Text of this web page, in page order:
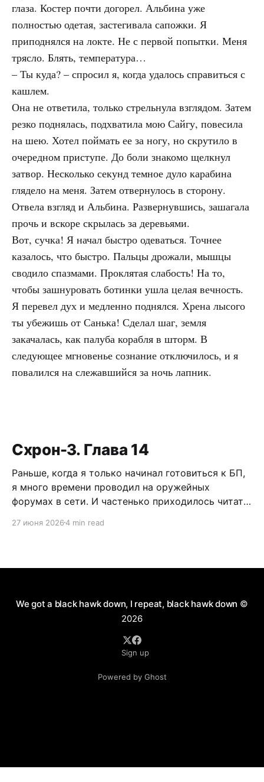
глаза. Костер почти догорел. Альбина уже
полностью одетая, застегивала сапожки. Я
приподнялся на локте. Не с первой попытки. Меня
трясло. Блять, температура…
– Ты куда? – спросил я, когда удалось справиться с
кашлем.
Она не ответила, только стрельнула взглядом. Затем
резко поднялась, подхватила мою Сайгу, повесила
на шею. Хотел поймать ее за ногу, но скрутило в
очередном приступе. До боли знакомо щелкнул
затвор. Несколько секунд темное дуло карабина
глядело на меня. Затем отвернулось в сторону.
Отвела взгляд и Альбина. Развернувшись, зашагала
прочь и вскоре скрылась за деревьями.
Вот, сучка! Я начал быстро одеваться. Точнее
казалось, что быстро. Пальцы дрожали, мышцы
сводило спазмами. Проклятая слабость! На то,
чтобы зашнуровать ботинки ушла целая вечность.
Я перевел дух и медленно поднялся. Хрена лысого
ты убежишь от Санька! Сделал шаг, земля
закачалась, как палуба корабля в шторм. В
следующее мгновенье сознание отключилось, и я
повалился на слежавшийся за ночь лапник.
Схрон-3. Глава 14
Раньше, когда я только начинал готовиться к БП,
я много времени проводил на оружейных
форумах в сети. И частенько приходилось читать
короткоствола и нужно ли это в России. Как
поводу разрешения пистолетов
27 июня 20264 min read
We got a black hawk down, I repeat, black hawk down ©
2026
Sign up
Powered by Ghost